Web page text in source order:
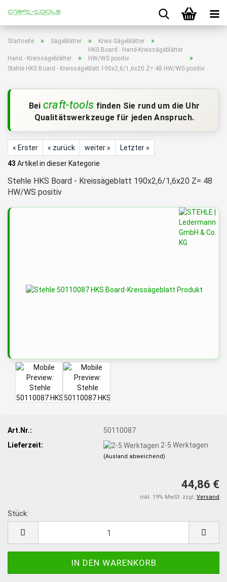
Startseite » Sägeblätter » Kreis-Sägeblätter »
Hand - Kreissägeblätter »
HKS Board - Hand-Kreissägeblätter
HW/WS positiv
»
Stehle HKS Board - Kreissägeblatt 190x2,6/1,6x20 Z= 48 HW/WS positiv
Bei craft-tools finden Sie rund um die Uhr
Qualitätswerkzeuge für jeden Anspruch.
« Erster « zurück weiter »
Letzter »
43 Artikel in dieser Kategorie
Stehle HKS Board - Kreissägeblatt 190x2,6/1,6x20 Z= 48
HW/WS positiv
Art.Nr.:
50110087
Lieferzeit:
2-5 Werktagen
(Ausland abweichend)
44,86 €
inkl. 19% MwSt. zzgl. Versand
Stück: